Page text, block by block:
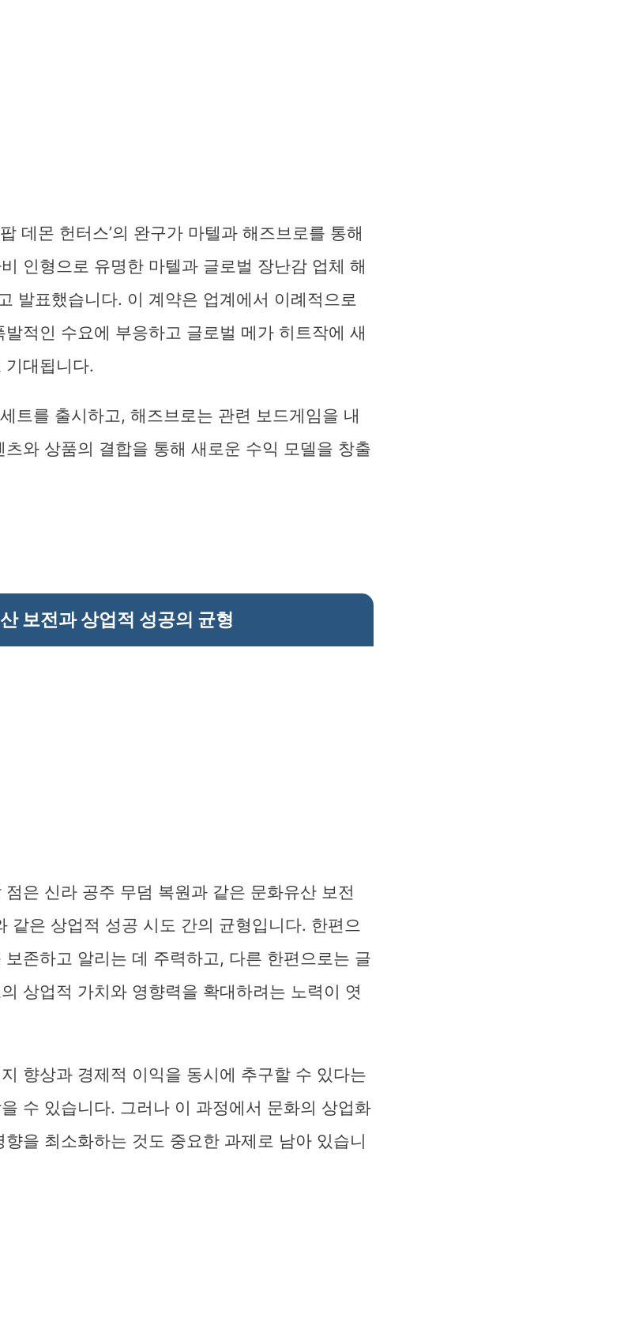
데몬 헌터스’의 완구가 마텔과 해즈브로를 통해
인형으로 유명한 마텔과 글로벌 장난감 업체 해
발표했습니다. 이 계약은 업계에서 이례적으로
적인 수요에 부응하고 글로벌 메가 히트작에 새
기대됩니다.
트를 출시하고, 해즈브로는 관련 보드게임을 내
와 상품의 결합을 통해 새로운 수익 모델을 창출
보전과 상업적 성공의 균형
은 신라 공주 무덤 복원과 같은 문화유산 보전
같은 상업적 성공 시도 간의 균형입니다. 한편으
존하고 알리는 데 주력하고, 다른 한편으로는 글
상업적 가치와 영향력을 확대하려는 노력이 엿
향상과 경제적 이익을 동시에 추구할 수 있다는
수 있습니다. 그러나 이 과정에서 문화의 상업화
을 최소화하는 것도 중요한 과제로 남아 있습니